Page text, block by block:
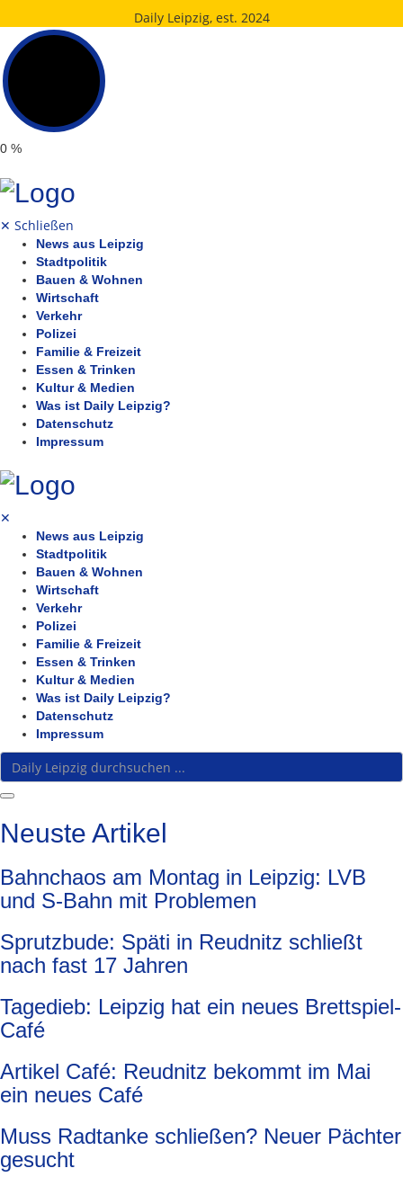
Daily Leipzig, est. 2024
0 %
✕ Schließen
News aus Leipzig
Stadtpolitik
Bauen & Wohnen
Wirtschaft
Verkehr
Polizei
Familie & Freizeit
Essen & Trinken
Kultur & Medien
Was ist Daily Leipzig?
Datenschutz
Impressum
✕
News aus Leipzig
Stadtpolitik
Bauen & Wohnen
Wirtschaft
Verkehr
Polizei
Familie & Freizeit
Essen & Trinken
Kultur & Medien
Was ist Daily Leipzig?
Datenschutz
Impressum
Neuste Artikel
Bahnchaos am Montag in Leipzig: LVB
und S-Bahn mit Problemen
Sprutzbude: Späti in Reudnitz schließt
nach fast 17 Jahren
Tagedieb: Leipzig hat ein neues Brettspiel-
Café
Artikel Café: Reudnitz bekommt im Mai
ein neues Café
Muss Radtanke schließen? Neuer Pächter
gesucht